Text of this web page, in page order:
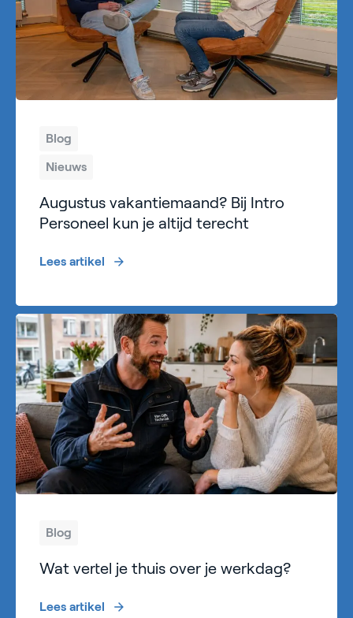
Blog
Nieuws
Augustus vakantiemaand? Bij Intro
Personeel kun je altijd terecht
Lees artikel
Blog
Wat vertel je thuis over je werkdag?
Lees artikel